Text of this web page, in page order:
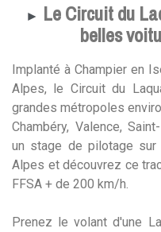
► Le Circuit du
belles
Implanté à Champier en
Alpes, le Circuit du
grandes métropoles
Chambéry, Valence,
un stage de pilotage
Alpes et découvrez ce
FFSA + de 200 km/h.
Prenez le volant d'une